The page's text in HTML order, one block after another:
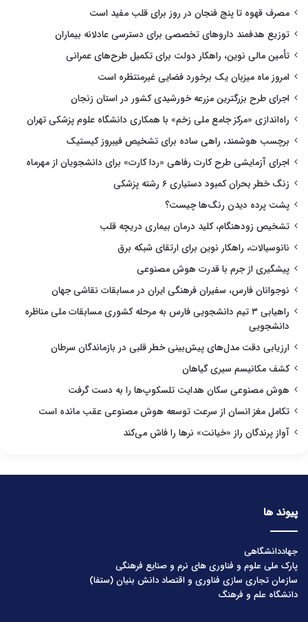
مصرف قهوه تا پنج فنجان در روز برای قلب مفید است
توزیع هدفمند داروهای تخصصی برای دسترسی عادلانه بیماران
تأمین مالی نوین، راهکار دولت برای تکمیل طرح‌های عمرانی
امروز ماه میزبان یک برخورد فضایی غیرمنتظره است
اجرای طرح بزرگترین مزرعه خورشیدی کشور در استان زنجان
راه‌اندازی «مرکز جامع ملی زخم» با همکاری دانشگاه علوم پزشکی تهران
برچسب هوشمند، راهی ساده برای تشخیص فیبروز کیستیک
اجرای آزمایشی طرح کارت رفاهی «ردا کارت» برای دانشجویان از مهرماه
زنگ خطر بحران کمبود دستیاری ۶ رشته پزشکی
پشت پرده دیدن رنگ‌ها چیست؟
تشخیص زودهنگام، کلید درمان بیماری دریچه قلب
نانوسیالات، راهکار نوین برای ارتقای شبکه برق
پیشگیری از جرم با قدرت هوش مصنوعی
نوجوانان فارس، سفیران فرهنگی ایران در مسابقات نقاشی جهان
راهیابی ۳ تیم دانشجویی فارس به مرحله کشوری مسابقات ملی مناظره
دانشجویی
ارزیابی دقت مدل‌های پیش‌بینی خطر قلبی در بازماندگان سرطان
کشف مکانیسم سیری گیاهان
هوش مصنوعی سکان هدایت تلسکوپ‌ها را به دست گرفت
تکامل مغز انسان از سرعت توسعه هوش مصنوعی عقب مانده است
آواز پرندگان راز «خیانت» نرها را فاش می‌کند
پیوند ها
جهاددانشگاهی
پارک ملی علوم و فناوری های نرم و صنایع فرهنگی
سازمان تجاری سازی فناوری و اقتصاد دانش بنیان (ستفا)
دانشگاه علم و فرهنگ